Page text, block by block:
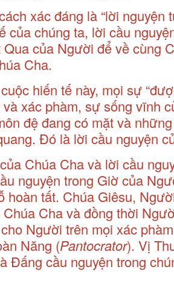
xác đáng là “lời nguyện
chúng ta, lời cầu
của Người để về cùng
Cha.
hiến tế này, mọi sự
xác phàm, sự sống vĩnh
đệ đang có mặt và
Đó là lời cầu nguyện
Chúa Cha và lời cầu
nguyện trong Giờ của
hoàn tất. Chúa Giêsu,
Cha và đồng thời
Người trên mọi xác
Năng (Pantocrator). Vị
Đấng cầu nguyện trong